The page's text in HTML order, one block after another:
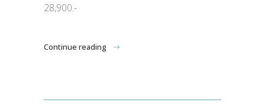
28,900.-
Continue reading